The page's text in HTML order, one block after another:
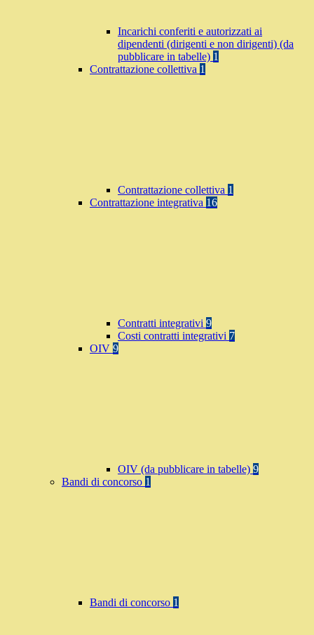
Incarichi conferiti e autorizzati ai
dipendenti (dirigenti e non dirigenti) (da
pubblicare in tabelle) 1
Contrattazione collettiva 1
Contrattazione collettiva 1
Contrattazione integrativa 16
Contratti integrativi 9
Costi contratti integrativi 7
OIV 9
OIV (da pubblicare in tabelle) 9
Bandi di concorso 1
Bandi di concorso 1